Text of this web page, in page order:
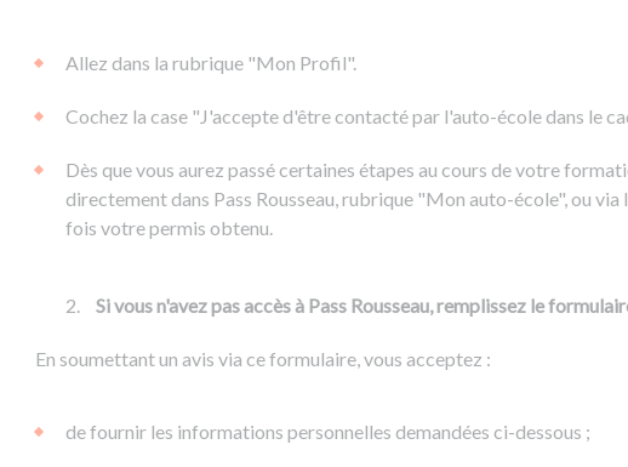
Allez dans la rubrique "Mon Profil".
Cochez la case "J'accepte d'être contacté par l'auto-école dans le
Dès que vous aurez passé certaines étapes au cours de votre
directement dans Pass Rousseau, rubrique "Mon auto-école", ou
fois votre permis obtenu.
Si vous n'avez pas accès à Pass Rousseau, remplissez le
En soumettant un avis via ce formulaire, vous acceptez :
de fournir les informations personnelles demandées ci-dessous ;